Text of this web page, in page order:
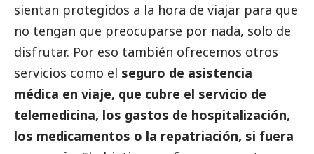
sientan protegidos a la hora de viajar para que
no tengan que preocuparse por nada, solo de
disfrutar. Por eso también ofrecemos otros
servicios como el seguro de asistencia
médica en viaje, que cubre el servicio de
telemedicina, los gastos de hospitalización,
los medicamentos o la repatriación, si fuera